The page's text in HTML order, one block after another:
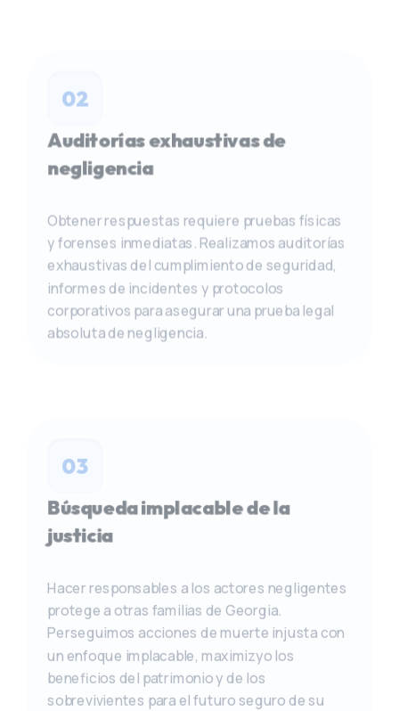
02
Auditorías exhaustivas de
negligencia
Obtener respuestas requiere pruebas físicas
y forenses inmediatas. Realizamos auditorías
exhaustivas del cumplimiento de seguridad,
informes de incidentes y protocolos
corporativos para asegurar una prueba legal
absoluta de negligencia.
03
Búsqueda implacable de la
justicia
Hacer responsables a los actores negligentes
protege a otras familias de Georgia.
Perseguimos acciones de muerte injusta con
un enfoque implacable, maximizyo los
beneficios del patrimonio y de los
sobrevivientes para el futuro seguro de su